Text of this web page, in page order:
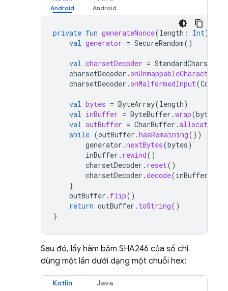
private fun generateNonce(length : Int):
val generator = SecureRandom()
val charsetDecoder = StandardCharsets
charsetDecoder .onUnmappableCharacter
charsetDecoder .onMalformedInput(
val bytes = ByteArray(length)
val inBuffer = ByteBuffer .wrap(bytes
val outBuffer = CharBuffer .allocate
while (outBuffer .hasRemaining())
{
generator .nextBytes(bytes)
inBuffer . rewind()
charsetDecoder . reset()
charsetDecoder .decode(inBuffer
}
outBuffer . flip()
return outBuffer . toString()
}
Sau đó, lấy hàm băm SHA246 của số chỉ
dùng một lần dưới dạng một chuỗi hex:
Kotlin Java